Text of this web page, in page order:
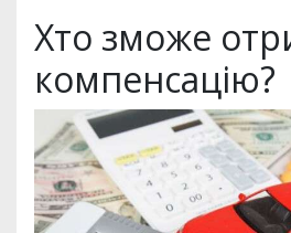
Хто зможе
компенсацію?